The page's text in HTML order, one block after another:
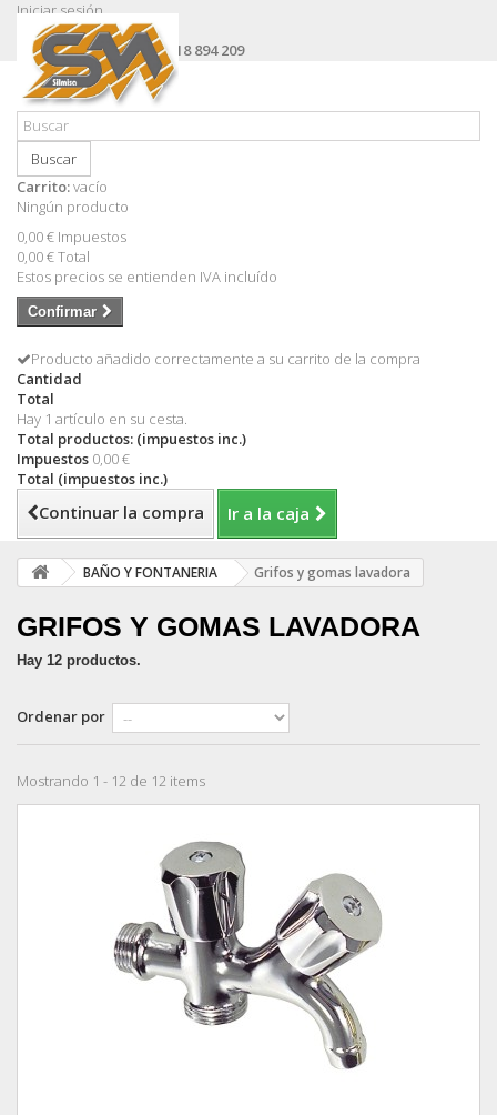
Iniciar sesión
Contacte con nosotros
Llámanos ahora:+34 618 894 209
Buscar
Carrito:vacío
Ningún producto
0,00 € Impuestos
0,00 €Total
Estos precios se entienden IVA incluído
Confirmar
Producto añadido correctamente a su carrito de la compra
Cantidad
Total
Hay 1 artículo en su cesta.
Total productos: (impuestos inc.)
Impuestos 0,00 €
Total (impuestos inc.)
Continuar la compra Ir a la caja
BAÑO Y FONTANERIA Grifos y gomas lavadora
GRIFOS Y GOMAS LAVADORA
Hay 12 productos.
Ordenar por
Mostrando 1 - 12 de 12 items